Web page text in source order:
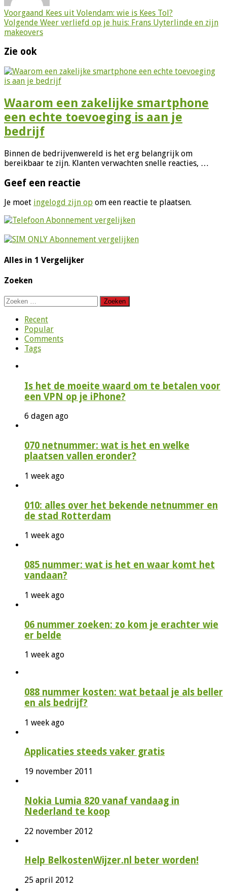
Voorgaand Kees uit Volendam: wie is Kees Tol?
Volgende Weer verliefd op je huis: Frans Uyterlinde en zijn
makeovers
Zie ook
Waarom een zakelijke smartphone
een echte toevoeging is aan je
bedrijf
Binnen de bedrijvenwereld is het erg belangrijk om
bereikbaar te zijn. Klanten verwachten snelle reacties, …
Geef een reactie
Je moet ingelogd zijn op om een reactie te plaatsen.
Alles in 1 Vergelijker
Zoeken
Zoeken
naar:
Recent
Popular
Comments
Tags
Is het de moeite waard om te betalen voor
een VPN op je iPhone?
6 dagen ago
070 netnummer: wat is het en welke
plaatsen vallen eronder?
1 week ago
010: alles over het bekende netnummer en
de stad Rotterdam
1 week ago
085 nummer: wat is het en waar komt het
vandaan?
1 week ago
06 nummer zoeken: zo kom je erachter wie
er belde
1 week ago
088 nummer kosten: wat betaal je als beller
en als bedrijf?
1 week ago
Applicaties steeds vaker gratis
19 november 2011
Nokia Lumia 820 vanaf vandaag in
Nederland te koop
22 november 2012
Help BelkostenWijzer.nl beter worden!
25 april 2012